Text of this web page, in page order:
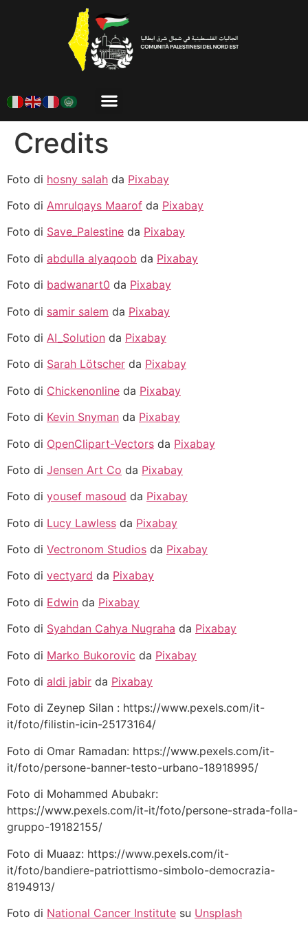
Credits
Foto di hosny salah da Pixabay
Foto di Amrulqays Maarof da Pixabay
Foto di Save_Palestine da Pixabay
Foto di abdulla alyaqoob da Pixabay
Foto di badwanart0 da Pixabay
Foto di samir salem da Pixabay
Foto di AI_Solution da Pixabay
Foto di Sarah Lötscher da Pixabay
Foto di Chickenonline da Pixabay
Foto di Kevin Snyman da Pixabay
Foto di OpenClipart-Vectors da Pixabay
Foto di Jensen Art Co da Pixabay
Foto di yousef masoud da Pixabay
Foto di Lucy Lawless da Pixabay
Foto di Vectronom Studios da Pixabay
Foto di vectyard da Pixabay
Foto di Edwin da Pixabay
Foto di Syahdan Cahya Nugraha da Pixabay
Foto di Marko Bukorovic da Pixabay
Foto di aldi jabir da Pixabay
Foto di Zeynep Silan : https://www.pexels.com/it-
it/foto/filistin-icin-25173164/
Foto di Omar Ramadan: https://www.pexels.com/it-
it/foto/persone-banner-testo-urbano-18918995/
Foto di Mohammed Abubakr:
https://www.pexels.com/it-it/foto/persone-strada-folla-
gruppo-19182155/
Foto di Muaaz: https://www.pexels.com/it-
it/foto/bandiere-patriottismo-simbolo-democrazia-
8194913/
Foto di National Cancer Institute su Unsplash